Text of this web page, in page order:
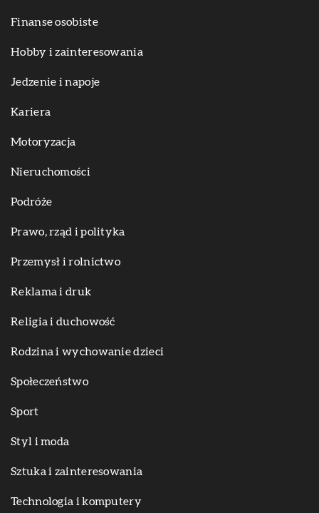
Finanse osobiste
Hobby i zainteresowania
Jedzenie i napoje
Kariera
Motoryzacja
Nieruchomości
Podróże
Prawo, rząd i polityka
Przemysł i rolnictwo
Reklama i druk
Religia i duchowość
Rodzina i wychowanie dzieci
Społeczeństwo
Sport
Styl i moda
Sztuka i zainteresowania
Technologia i komputery